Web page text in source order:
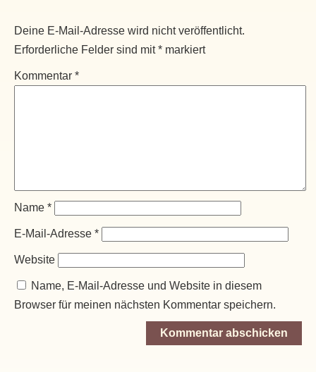
Deine E-Mail-Adresse wird nicht veröffentlicht.
Erforderliche Felder sind mit* markiert
Kommentar *
Name *
E-Mail-Adresse *
Website
Name, E-Mail-Adresse und Website in diesem
Browser für meinen nächsten Kommentar speichern.